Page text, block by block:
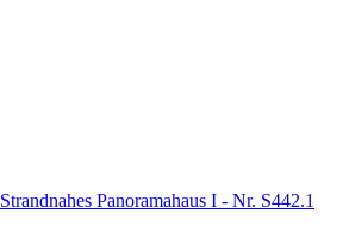
Strandnahes Panoramahaus I - Nr. S442.1